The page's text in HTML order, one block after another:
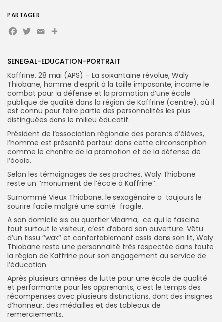
Search
for:
Search
Button
FR
SENEGAL-EDUCATION-PORTRAIT
Kaffrine, 28 mai (APS) – La soixantaine révolue, Waly
Thiobane, homme d’esprit à la taille imposante, incarne le
combat pour la défense et la promotion d’une école
publique de qualité dans la région de Kaffrine (centre), où il
est connu pour faire partie des personnalités les plus
distinguées dans le milieu éducatif.
Président de l’association régionale des parents d’élèves,
l’homme est présenté partout dans cette circonscription
comme le chantre de la promotion et de la défense de
l’école.
Selon les témoignages de ses proches, Waly Thiobane
reste un ‘’monument de l’école à Kaffrine’’.
Surnommé Vieux Thiobane, le sexagénaire a toujours le
sourire facile malgré une santé fragile.
A son domicile sis au quartier Mbama, ce qui le fascine
tout surtout le visiteur, c’est d’abord son ouverture. Vêtu
d’un tissu ‘’wax’’ et confortablement assis dans son lit, Waly
Thiobane reste une personnalité très respectée dans toute
la région de Kaffrine pour son engagement au service de
l’éducation.
Après plusieurs années de lutte pour une école de qualité
et performante pour les apprenants, c’est le temps des
récompenses avec plusieurs distinctions, dont des insignes
d’honneur, des médailles et des tableaux de
remerciements.
PARTAGER
Facebook
Twitter
EmailPartager